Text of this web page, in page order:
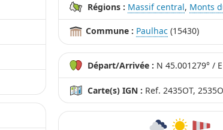
Régions : Massif central, Monts
Commune : Paulhac (15430)
Départ/Arrivée : N 45.001279° /
Carte(s) IGN : Ref. 2435OT, 2535O